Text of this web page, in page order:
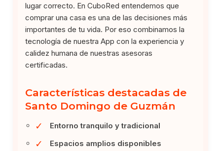
lugar correcto. En CuboRed entendemos que
comprar una casa es una de las decisiones más
importantes de tu vida. Por eso combinamos la
tecnología de nuestra App con la experiencia y
calidez humana de nuestras asesoras
certificadas.
Características destacadas de
Santo Domingo de Guzmán
✓ Entorno tranquilo y tradicional
✓ Espacios amplios disponibles